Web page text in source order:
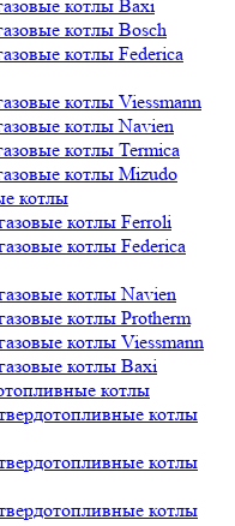
котлы Baxi
котлы Bosch
котлы Federica
котлы Viessmann
котлы Navien
котлы Termica
котлы Mizudo
котлы
котлы Ferroli
котлы Federica
котлы Navien
котлы Protherm
котлы Viessmann
котлы Baxi
котлы
котлы
котлы
котлы